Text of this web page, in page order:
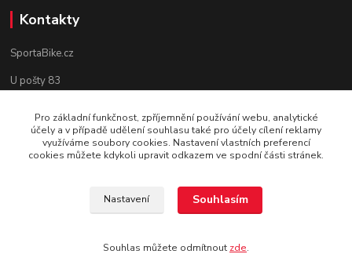
Kontakty
SportaBike.cz
U pošty 83
tel.: +420 736 274 612
e-mail: info@sportabike.cz
Vytvořeno systémem www.eshop-rychle.cz
Pro základní funkčnost, zpříjemnění používání webu, analytické
účely a v případě udělení souhlasu také pro účely cílení reklamy
využíváme soubory cookies. Nastavení vlastních preferencí
cookies můžete kdykoli upravit odkazem ve spodní části stránek.
Nastavení Souhlasím
Souhlas můžete odmítnout zde.